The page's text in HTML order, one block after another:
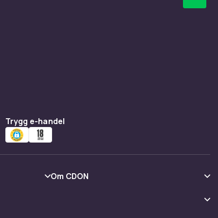
Trygg e-handel
Om CDON